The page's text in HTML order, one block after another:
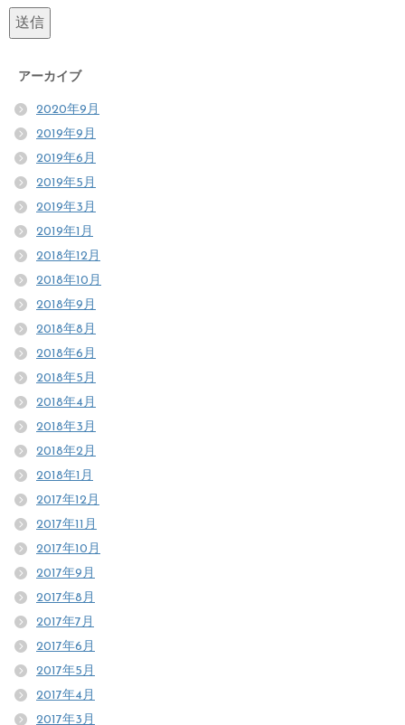
アーカイブ
2020年9月
2019年9月
2019年6月
2019年5月
2019年3月
2019年1月
2018年12月
2018年10月
2018年9月
2018年8月
2018年6月
2018年5月
2018年4月
2018年3月
2018年2月
2018年1月
2017年12月
2017年11月
2017年10月
2017年9月
2017年8月
2017年7月
2017年6月
2017年5月
2017年4月
2017年3月